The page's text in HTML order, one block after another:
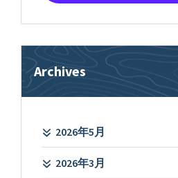
象:
Archives
2026年5月
2026年3月